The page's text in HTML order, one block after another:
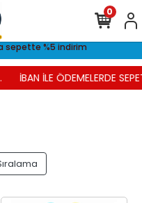
sepette %5 indirim
İBAN İLE ÖDEMELERDE
0